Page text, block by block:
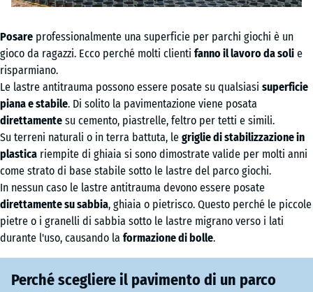
Posare professionalmente una superficie per parchi giochi è un
gioco da ragazzi. Ecco perché molti clienti fanno il lavoro da soli e
risparmiano.
Le lastre antitrauma possono essere posate su qualsiasi superficie
piana e stabile. Di solito la pavimentazione viene posata
direttamente su cemento, piastrelle, feltro per tetti e simili.
Su terreni naturali o in terra battuta, le griglie di stabilizzazione in
plastica riempite di ghiaia si sono dimostrate valide per molti anni
come strato di base stabile sotto le lastre del parco giochi.
In nessun caso le lastre antitrauma devono essere posate
direttamente su sabbia, ghiaia o pietrisco. Questo perché le piccole
pietre o i granelli di sabbia sotto le lastre migrano verso i lati
durante l'uso, causando la formazione di bolle.
Perché scegliere il pavimento di un parco